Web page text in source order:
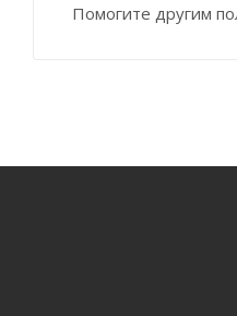
Помогите другим